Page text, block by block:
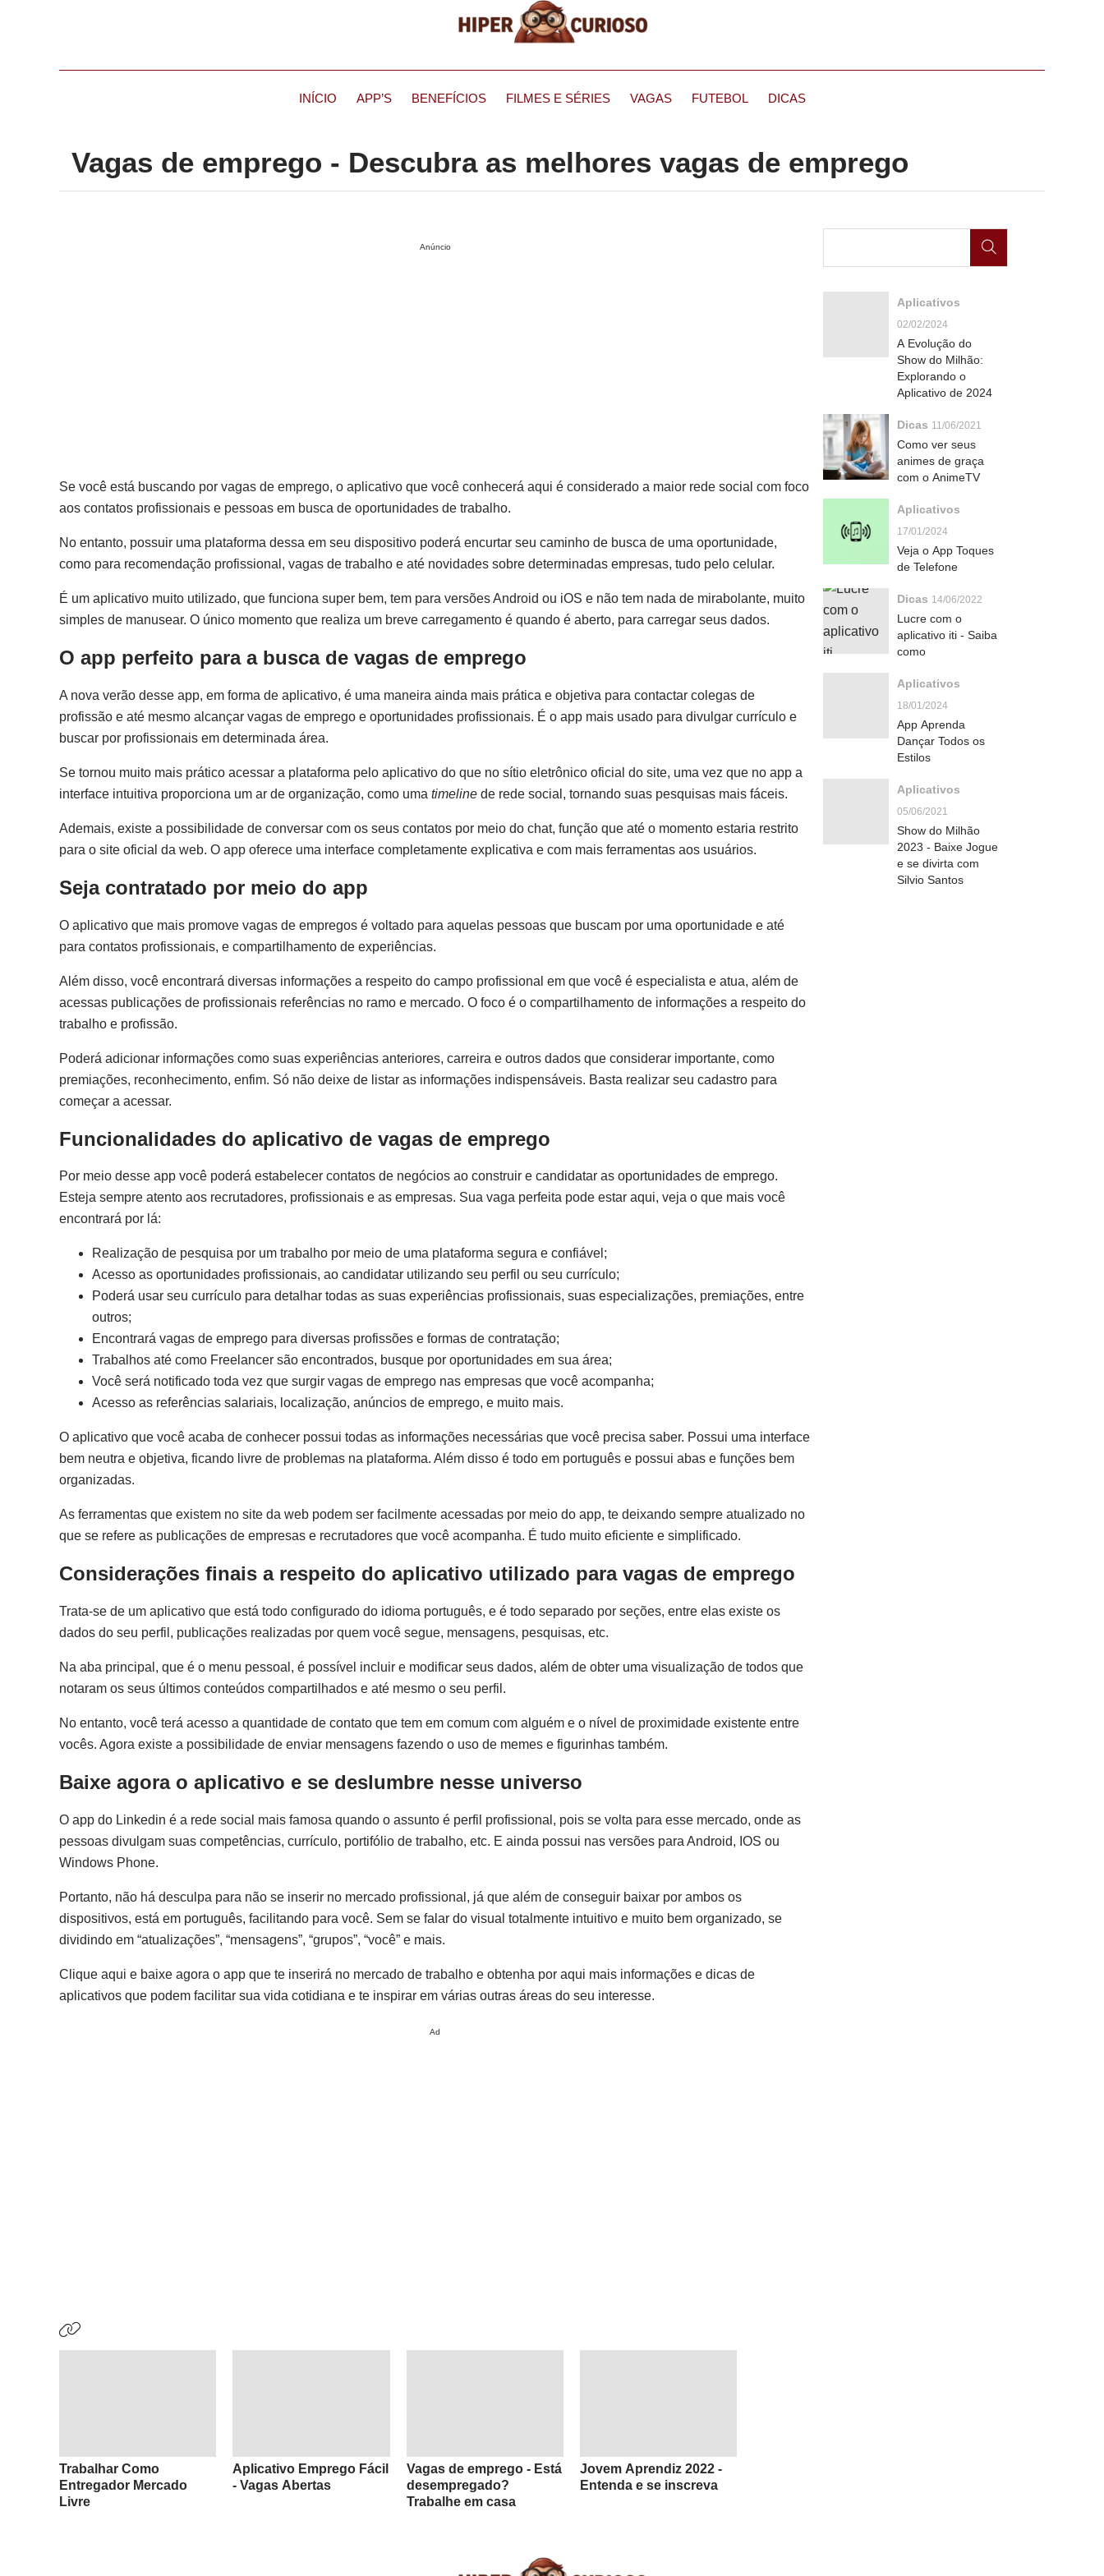
INÍCIO APP’S BENEFÍCIOS FILMES E SÉRIES VAGAS FUTEBOL DICAS
Vagas de emprego - Descubra as melhores vagas de emprego
Anúncio
Se você está buscando por vagas de emprego, o aplicativo que você conhecerá aqui é considerado a maior rede social com foco
aos contatos profissionais e pessoas em busca de oportunidades de trabalho.
No entanto, possuir uma plataforma dessa em seu dispositivo poderá encurtar seu caminho de busca de uma oportunidade,
como para recomendação profissional, vagas de trabalho e até novidades sobre determinadas empresas, tudo pelo celular.
É um aplicativo muito utilizado, que funciona super bem, tem para versões Android ou iOS e não tem nada de mirabolante, muito
simples de manusear. O único momento que realiza um breve carregamento é quando é aberto, para carregar seus dados.
O app perfeito para a busca de vagas de emprego
A nova verão desse app, em forma de aplicativo, é uma maneira ainda mais prática e objetiva para contactar colegas de
profissão e até mesmo alcançar vagas de emprego e oportunidades profissionais. É o app mais usado para divulgar currículo e
buscar por profissionais em determinada área.
Se tornou muito mais prático acessar a plataforma pelo aplicativo do que no sítio eletrônico oficial do site, uma vez que no app a
interface intuitiva proporciona um ar de organização, como uma timeline de rede social, tornando suas pesquisas mais fáceis.
Ademais, existe a possibilidade de conversar com os seus contatos por meio do chat, função que até o momento estaria restrito
para o site oficial da web. O app oferece uma interface completamente explicativa e com mais ferramentas aos usuários.
Seja contratado por meio do app
O aplicativo que mais promove vagas de empregos é voltado para aquelas pessoas que buscam por uma oportunidade e até
para contatos profissionais, e compartilhamento de experiências.
Além disso, você encontrará diversas informações a respeito do campo profissional em que você é especialista e atua, além de
acessas publicações de profissionais referências no ramo e mercado. O foco é o compartilhamento de informações a respeito do
trabalho e profissão.
Poderá adicionar informações como suas experiências anteriores, carreira e outros dados que considerar importante, como
premiações, reconhecimento, enfim. Só não deixe de listar as informações indispensáveis. Basta realizar seu cadastro para
começar a acessar.
Funcionalidades do aplicativo de vagas de emprego
Por meio desse app você poderá estabelecer contatos de negócios ao construir e candidatar as oportunidades de emprego.
Esteja sempre atento aos recrutadores, profissionais e as empresas. Sua vaga perfeita pode estar aqui, veja o que mais você
encontrará por lá:
Realização de pesquisa por um trabalho por meio de uma plataforma segura e confiável;
Acesso as oportunidades profissionais, ao candidatar utilizando seu perfil ou seu currículo;
Poderá usar seu currículo para detalhar todas as suas experiências profissionais, suas especializações, premiações, entre
outros;
Encontrará vagas de emprego para diversas profissões e formas de contratação;
Trabalhos até como Freelancer são encontrados, busque por oportunidades em sua área;
Você será notificado toda vez que surgir vagas de emprego nas empresas que você acompanha;
Acesso as referências salariais, localização, anúncios de emprego, e muito mais.
O aplicativo que você acaba de conhecer possui todas as informações necessárias que você precisa saber. Possui uma interface
bem neutra e objetiva, ficando livre de problemas na plataforma. Além disso é todo em português e possui abas e funções bem
organizadas.
As ferramentas que existem no site da web podem ser facilmente acessadas por meio do app, te deixando sempre atualizado no
que se refere as publicações de empresas e recrutadores que você acompanha. É tudo muito eficiente e simplificado.
Considerações finais a respeito do aplicativo utilizado para vagas de emprego
Trata-se de um aplicativo que está todo configurado do idioma português, e é todo separado por seções, entre elas existe os
dados do seu perfil, publicações realizadas por quem você segue, mensagens, pesquisas, etc.
Na aba principal, que é o menu pessoal, é possível incluir e modificar seus dados, além de obter uma visualização de todos que
notaram os seus últimos conteúdos compartilhados e até mesmo o seu perfil.
No entanto, você terá acesso a quantidade de contato que tem em comum com alguém e o nível de proximidade existente entre
vocês. Agora existe a possibilidade de enviar mensagens fazendo o uso de memes e figurinhas também.
Baixe agora o aplicativo e se deslumbre nesse universo
O app do Linkedin é a rede social mais famosa quando o assunto é perfil profissional, pois se volta para esse mercado, onde as
pessoas divulgam suas competências, currículo, portifólio de trabalho, etc. E ainda possui nas versões para Android, IOS ou
Windows Phone.
Portanto, não há desculpa para não se inserir no mercado profissional, já que além de conseguir baixar por ambos os
dispositivos, está em português, facilitando para você. Sem se falar do visual totalmente intuitivo e muito bem organizado, se
dividindo em “atualizações”, “mensagens”, “grupos”, “você” e mais.
Clique aqui e baixe agora o app que te inserirá no mercado de trabalho e obtenha por aqui mais informações e dicas de
aplicativos que podem facilitar sua vida cotidiana e te inspirar em várias outras áreas do seu interesse.
Ad
Trabalhar Como
Entregador Mercado
Livre
Aplicativo Emprego Fácil
- Vagas Abertas
Vagas de emprego - Está
desempregado?
Trabalhe em casa
Jovem Aprendiz 2022 -
Entenda e se inscreva
Aplicativos
02/02/2024
A Evolução do
Show do Milhão:
Explorando o
Aplicativo de 2024
Dicas 11/06/2021
Como ver seus
animes de graça
com o AnimeTV
Aplicativos
17/01/2024
Veja o App Toques
de Telefone
Dicas 14/06/2022
Lucre com o
aplicativo iti - Saiba
como
Aplicativos
18/01/2024
App Aprenda
Dançar Todos os
Estilos
Aplicativos
05/06/2021
Show do Milhão
2023 - Baixe Jogue
e se divirta com
Silvio Santos